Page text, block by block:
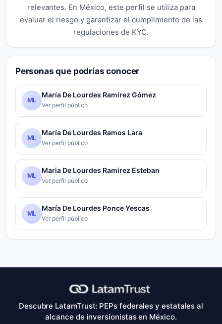
relevantes. En México, este perfil se utiliza para
evaluar el riesgo y garantizar el cumplimiento de las
regulaciones de KYC.
Personas que podrías conocer
ML
María De Lourdes Ramírez Gómez
Ver perfil público
ML
María De Lourdes Ramos Lara
Ver perfil público
ML
Maria De Lourdes Ramirez Esteban
Ver perfil público
ML
María De Lourdes Ponce Yescas
Ver perfil público
Descubre LatamTrust: PEPs federales y estatales al
alcance de inversionistas en México.